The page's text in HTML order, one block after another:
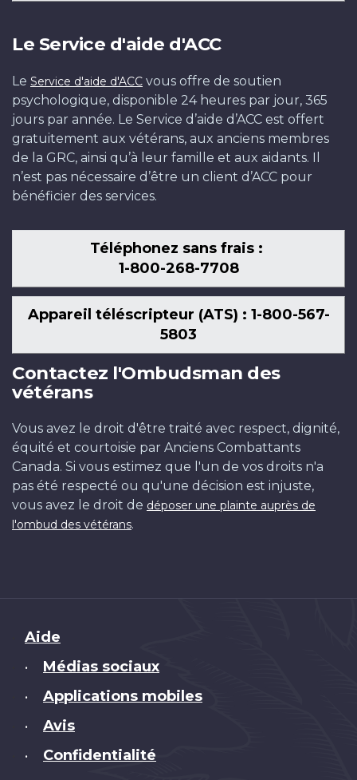
Le Service d'aide d'ACC
Le Service d'aide d'ACC vous offre de soutien
psychologique, disponible 24 heures par jour, 365
jours par année. Le Service d’aide d’ACC est offert
gratuitement aux vétérans, aux anciens membres
de la GRC, ainsi qu’à leur famille et aux aidants. Il
n’est pas nécessaire d’être un client d’ACC pour
bénéficier des services.
Téléphonez sans frais :
1-800-268-7708
Appareil téléscripteur (ATS) : 1-800-567-
5803
Contactez l'Ombudsman des
vétérans
Vous avez le droit d'être traité avec respect, dignité,
équité et courtoisie par Anciens Combattants
Canada. Si vous estimez que l'un de vos droits n'a
pas été respecté ou qu'une décision est injuste,
vous avez le droit de déposer une plainte auprès de
l'ombud des vétérans.
Brand
Aide
• Médias sociaux
• Applications mobiles
• Avis
• Confidentialité